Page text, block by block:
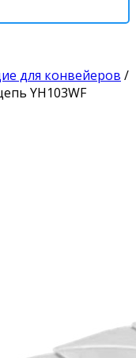
для конвейеров /
YH103WF